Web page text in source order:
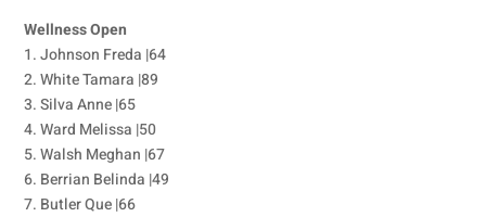
Wellness Open
1. Johnson Freda |64
2. White Tamara |89
3. Silva Anne |65
4. Ward Melissa |50
5. Walsh Meghan |67
6. Berrian Belinda |49
7. Butler Que |66